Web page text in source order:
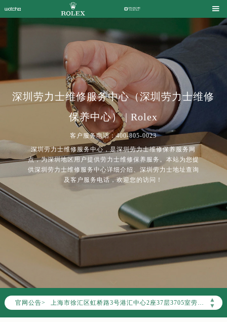

深圳劳力士维修服务中心（深圳劳力士维修
保养中心） | Rolex
客户服务电话：400-805-0023
深圳劳力士维修服务中心，是深圳劳力士维修保养服务网
点，为深圳地区用户提供劳力士维修保养服务。本站为您提
供深圳劳力士维修服务中心详细介绍、深圳劳力士地址查询
及客户服务电话，欢迎您的访问！
官网公告>
▲
▼
2026年7月劳力士上海市售后服务网络优化升级公告
2026年7月劳力士售后服务中心最新网点地址：
上海市徐汇区虹桥路3号港汇中心写字楼2座37层3705室（需提前预约）
上海市黄浦区南京东路299号宏伊国际广场写字楼8层806室劳力士售后服务中心（需提前预约）
上海市徐汇区虹桥路3号港汇中心2座37层3705室劳力士售后服务中心（需提前预约）
节假日正常营业！